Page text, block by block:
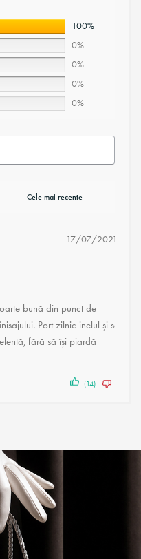
100%
0%
0%
0%
0%
17/07/2021
bună din punct de
Port zilnic inelul și se
fără să își piardă
(14)